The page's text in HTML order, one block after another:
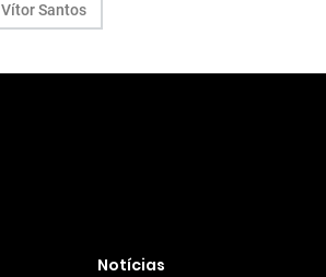
Vítor Santos
Notícias